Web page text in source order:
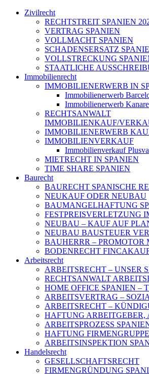
Zivilrecht
RECHTSTREIT SPANIEN
VERTRAG SPANIEN
VOLLMACHT SPANIEN
SCHADENSERSATZ
VOLLSTRECKUNG
STAATLICHE
Immobilienrecht
IMMOBILIENERWERB IN
Immobilienerwerb
Immobilienerwerb
RECHTSANWALT
IMMOBILIENKAUF/
IMMOBILIENERWERB
IMMOBILIENVERKAUF
Immobilienverkauf
MIETRECHT IN SPANIEN
TIME SHARE SPANIEN
Baurecht
BAURECHT SPANISCHE
NEUKAUF ODER NEUBAU
BAUMANGELHAFTUNG
FESTPREISVERLETZUNG
NEUBAU – KAUF AUF
NEUBAU BAUSTEUER
BAUHERRR – PROMOTOR
BODENRECHT
Arbeitsrecht
ARBEITSRECHT – UNSER
RECHTSANWALT
HOME OFFICE SPANIEN –
ARBEITSVERTRAG –
ARBEITSRECHT –
HAFTUNG ARBEITGEBER,
ARBEITSPROZESS
HAFTUNG FIRMENGRUPPE
ARBEITSINSPEKTION
Handelsrecht
GESELLSCHAFTSRECHT
FIRMENGRÜNDUNG